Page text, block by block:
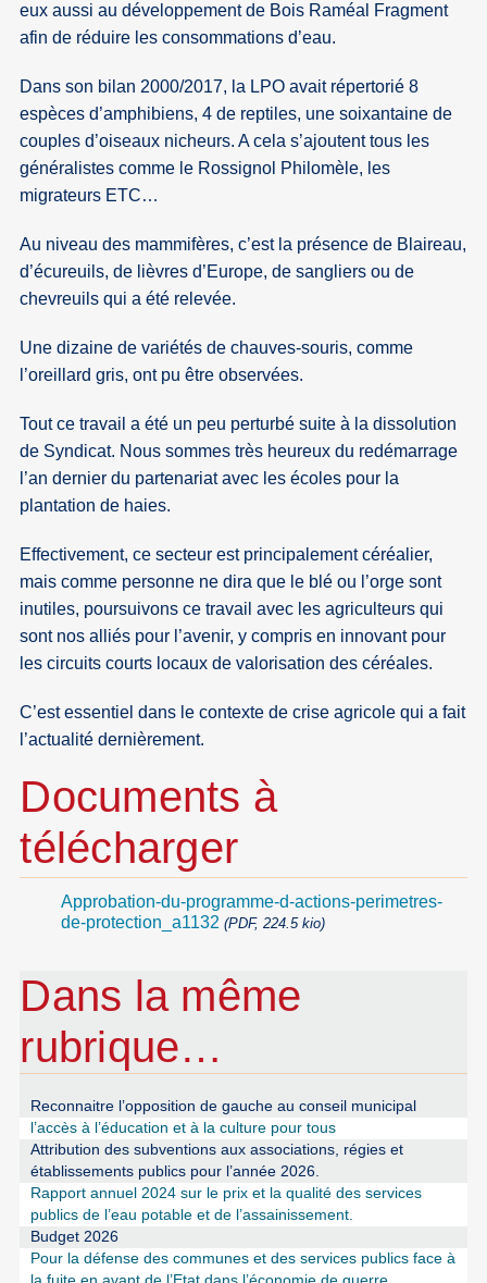
eux aussi au développement de Bois Raméal Fragment
afin de réduire les consommations d’eau.
Dans son bilan 2000/2017, la LPO avait répertorié 8
espèces d’amphibiens, 4 de reptiles, une soixantaine de
couples d’oiseaux nicheurs. A cela s’ajoutent tous les
généralistes comme le Rossignol Philomèle, les
migrateurs ETC…
Au niveau des mammifères, c’est la présence de Blaireau,
d’écureuils, de lièvres d’Europe, de sangliers ou de
chevreuils qui a été relevée.
Une dizaine de variétés de chauves-souris, comme
l’oreillard gris, ont pu être observées.
Tout ce travail a été un peu perturbé suite à la dissolution
de Syndicat. Nous sommes très heureux du redémarrage
l’an dernier du partenariat avec les écoles pour la
plantation de haies.
Effectivement, ce secteur est principalement céréalier,
mais comme personne ne dira que le blé ou l’orge sont
inutiles, poursuivons ce travail avec les agriculteurs qui
sont nos alliés pour l’avenir, y compris en innovant pour
les circuits courts locaux de valorisation des céréales.
C’est essentiel dans le contexte de crise agricole qui a fait
l’actualité dernièrement.
Documents à
télécharger
Approbation-du-programme-d-actions-perimetres-
de-protection_a1132 (PDF, 224.5 kio)
Dans la même
rubrique…
Reconnaitre l’opposition de gauche au conseil municipal
l’accès à l’éducation et à la culture pour tous
Attribution des subventions aux associations, régies et
établissements publics pour l’année 2026.
Rapport annuel 2024 sur le prix et la qualité des services
publics de l’eau potable et de l’assainissement.
Budget 2026
Pour la défense des communes et des services publics face à